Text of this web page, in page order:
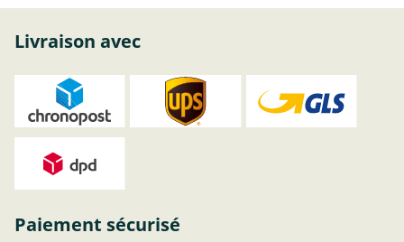
Livraison avec
Paiement sécurisé